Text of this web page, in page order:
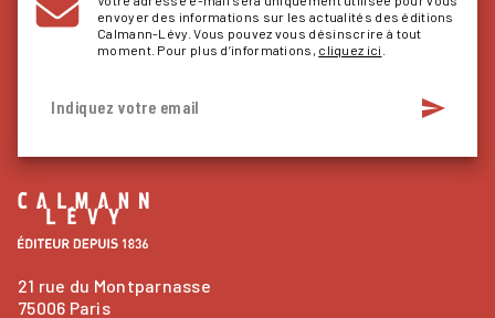
envoyer des informations sur les actualités des éditions
Calmann-Lévy. Vous pouvez vous désinscrire à tout
moment. Pour plus d’informations, cliquez ici
Indiquez votre email send
21 rue du Montparnasse
75006 Paris